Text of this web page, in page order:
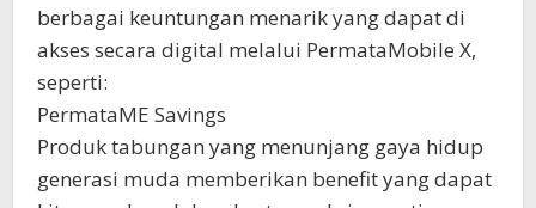
berbagai keuntungan menarik yang dapat di
akses secara digital melalui PermataMobile X,
seperti:
PermataME Savings
Produk tabungan yang menunjang gaya hidup
generasi muda memberikan benefit yang dapat